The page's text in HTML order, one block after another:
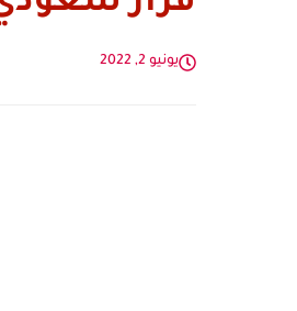
يونيو 2, 2022